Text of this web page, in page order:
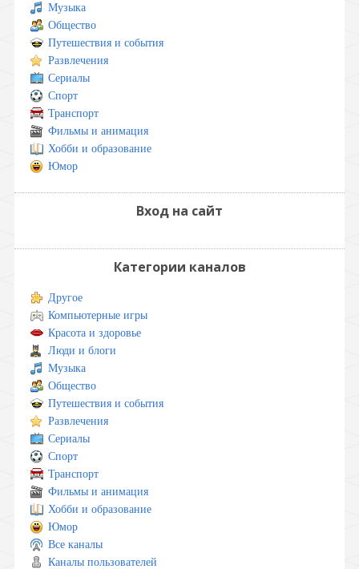
Музыка
Общество
Путешествия и события
Развлечения
Сериалы
Спорт
Транспорт
Фильмы и анимация
Хобби и образование
Юмор
Вход на сайт
Категории каналов
Другое
Компьютерные игры
Красота и здоровье
Люди и блоги
Музыка
Общество
Путешествия и события
Развлечения
Сериалы
Спорт
Транспорт
Фильмы и анимация
Хобби и образование
Юмор
Все каналы
Каналы пользователей